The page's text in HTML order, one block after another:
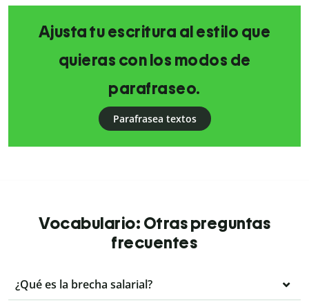
Ajusta tu escritura al estilo que
quieras con los modos de
parafraseo.
Parafrasea textos
Vocabulario: Otras preguntas
frecuentes
¿Qué es la brecha salarial?